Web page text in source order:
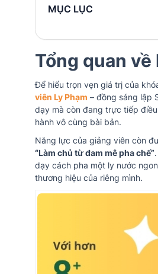
MỤC LỤC
Tổng quan
Để hiểu trọn vẹn giá trị của
viên Ly Phạm – đồng sáng lập
dạy mà còn đang trực tiếp
hành vô cùng bài bản.
Năng lực của giảng viên còn
“Làm chủ từ đam mê pha chế”
dạy cách pha một ly nước
thương hiệu của riêng mình.